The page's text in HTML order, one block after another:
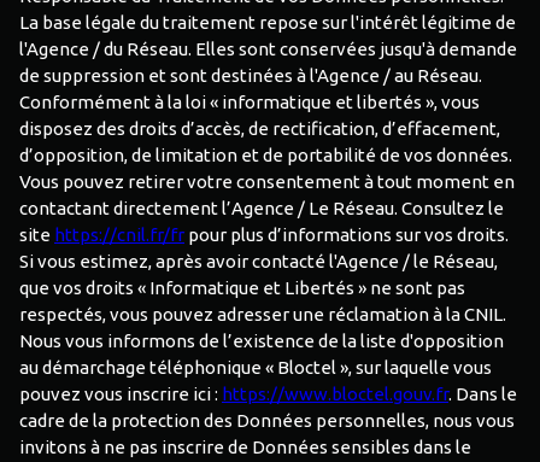
La base légale du traitement repose sur l'intérêt légitime de
l'Agence / du Réseau. Elles sont conservées jusqu'à demande
de suppression et sont destinées à l'Agence / au Réseau.
Conformément à la loi « informatique et libertés », vous
disposez des droits d’accès, de rectification, d’effacement,
d’opposition, de limitation et de portabilité de vos données.
Vous pouvez retirer votre consentement à tout moment en
contactant directement l’Agence / Le Réseau. Consultez le
site https://cnil.fr/fr pour plus d’informations sur vos droits.
Si vous estimez, après avoir contacté l'Agence / le Réseau,
que vos droits « Informatique et Libertés » ne sont pas
respectés, vous pouvez adresser une réclamation à la CNIL.
Nous vous informons de l’existence de la liste d'opposition
au démarchage téléphonique « Bloctel », sur laquelle vous
pouvez vous inscrire ici : https://www.bloctel.gouv.fr. Dans le
cadre de la protection des Données personnelles, nous vous
invitons à ne pas inscrire de Données sensibles dans le